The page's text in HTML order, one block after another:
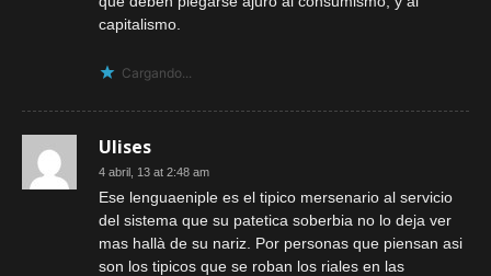
capitalismo.
Cargando...
Ulises
4 abril, 13 at 2:48 am
Ese lenguaeniple es el tipico mersenario al servicio
del sistema que su patetica soberbia no lo deja ver
mas hallà de su nariz. Por personas que piensan asi
son los tipicos que se roban los riales en las